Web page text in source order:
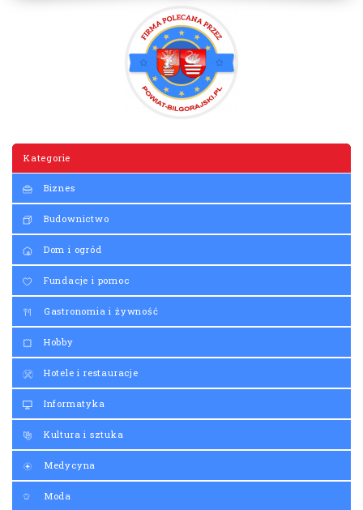
Kategorie
Biznes
Budownictwo
Dom i ogród
Fundacje i pomoc
Gastronomia i żywność
Hobby
Hotele i restauracje
Informatyka
Kultura i sztuka
Medycyna
Moda